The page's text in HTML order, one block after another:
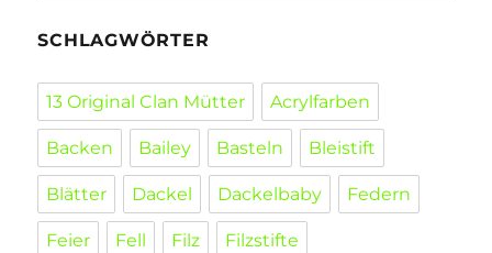
SCHLAGWÖRTER
13 Original Clan Mütter Acrylfarben
Backen Bailey Basteln Bleistift
Blätter Dackel Dackelbaby Federn
Feier Fell Filz Filzstifte